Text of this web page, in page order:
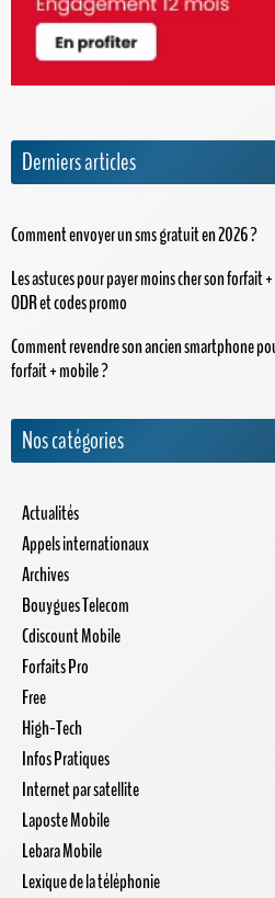
Derniers articles
Comment envoyer un sms gratuit en 2026 ?
Les astuces pour payer moins cher son forfait
ODR et codes promo
Comment revendre son ancien smartphone
forfait + mobile ?
Nos catégories
Actualités
Appels internationaux
Archives
Bouygues Telecom
Cdiscount Mobile
Forfaits Pro
Free
High-Tech
Infos Pratiques
Internet par satellite
Laposte Mobile
Lebara Mobile
Lexique de la téléphonie